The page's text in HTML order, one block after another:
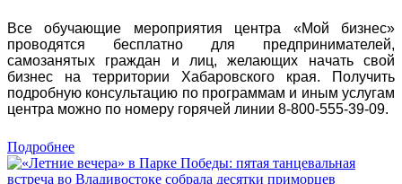
Все обучающие мероприятия центра «Мой бизнес»
проводятся бесплатно для предпринимателей,
самозанятых граждан и лиц, желающих начать свой
бизнес на территории Хабаровского края. Получить
подробную консультацию по программам и иным услугам
центра можно по номеру горячей линии 8-800-555-39-09.
Подробнее